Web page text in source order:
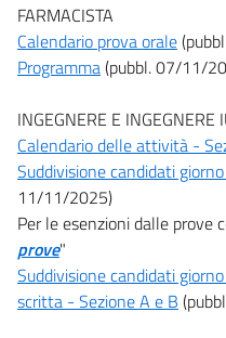
FARMACISTA
Calendario prova orale
Programma(pubbl. 07/11/
INGEGNERE E INGEGNERE
Calendario delle attività -
Suddivisione candidati
11/11/2025)
Per le esenzioni dalle prove
prove"
Suddivisione candidati
scritta - Sezione A e B